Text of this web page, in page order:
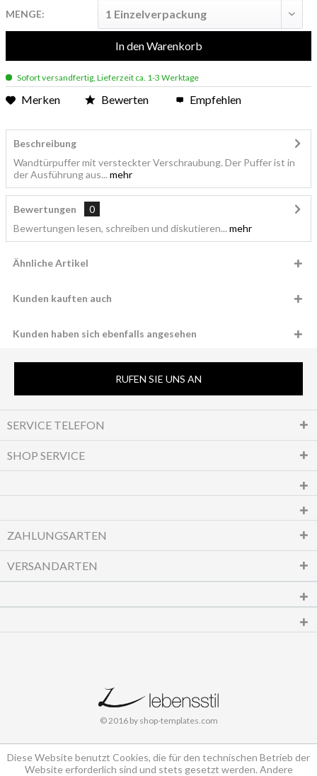
MENGE:
In denWarenkorb
Sofort versandfertig, Lieferzeit ca. 1-3 Werktage
Merken Bewerten Empfehlen
Beschreibung
Wandtürpuffer mit versteckter Verschraubung. Der Puffer ist in
der Ausführung aus... mehr
Bewertungen
0
Bewertungen lesen, schreiben und diskutieren... mehr
Ähnliche Artikel
Kunden kauften auch
Kunden haben sich ebenfalls angesehen
RUFEN SIE UNS AN
SERVICE TELEFON
SHOP SERVICE
ZAHLUNGSARTEN
VERSANDARTEN
© 2016 by shop-templates.com
Diese Website benutzt Cookies, die für den technischen Betrieb der
Website erforderlich sind und stets gesetzt werden. Andere